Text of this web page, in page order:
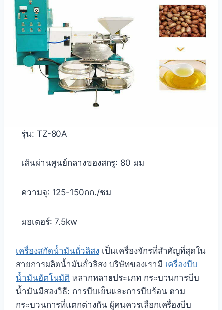
รุ่น: TZ-80A
เส้นผ่านศูนย์กลางของสกรู: 80 มม
ความจุ: 125-150กก./ชม
มอเตอร์: 7.5kw
เครื่องสกัดน้ำมันถั่วลิสง เป็นเครื่องจักรที่สำคัญที่สุดใน
สายการผลิตน้ำมันถั่วลิสง บริษัทของเรามี เครื่องบีบ
น้ำมันอัตโนมัติ หลากหลายประเภท กระบวนการบีบ
น้ำมันมีสองวิธี: การบีบเย็นและการบีบร้อน ตาม
กระบวนการที่แตกต่างกัน ผู้คนควรเลือกเครื่องบีบ